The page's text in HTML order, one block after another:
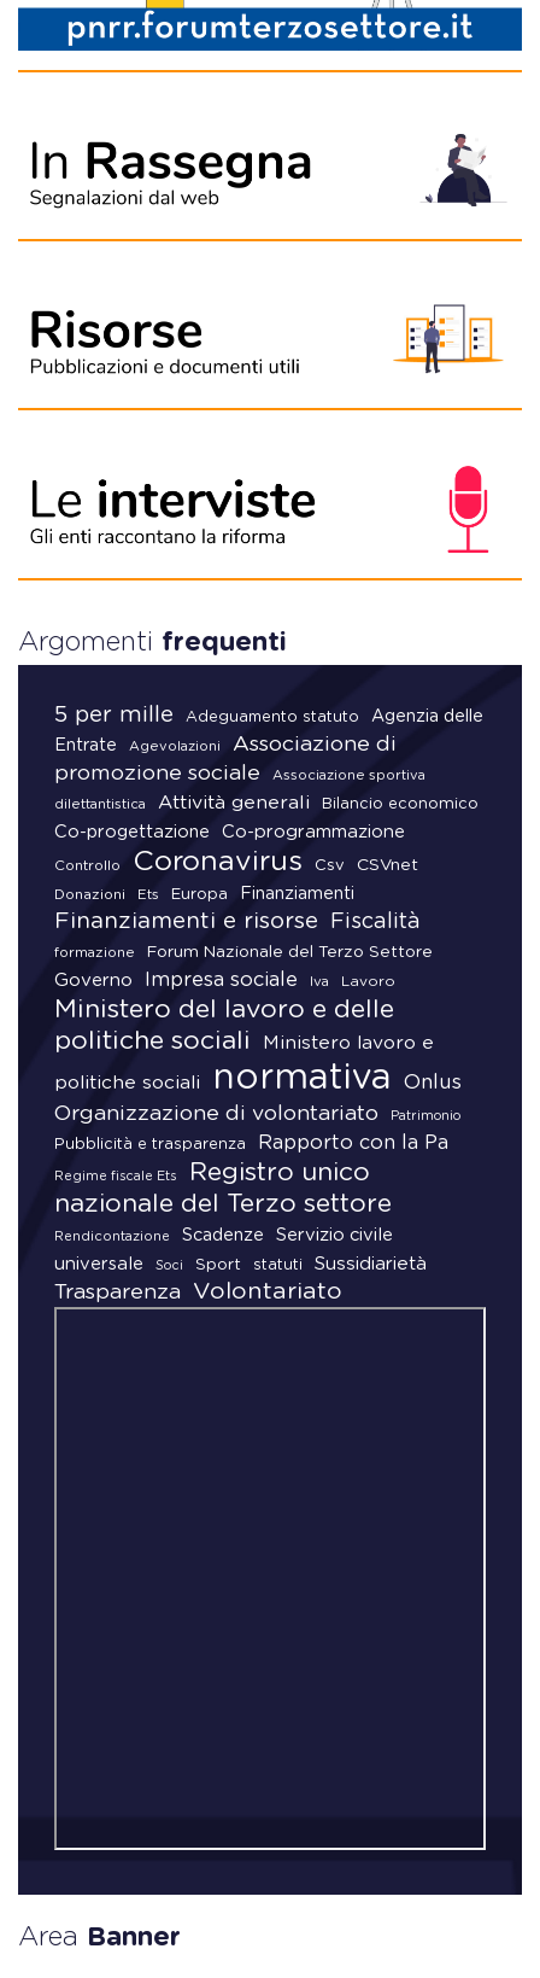
Argomenti frequenti
5 per mille Adeguamento statuto
Agenzia delle
Entrate
Agevolazioni
Associazione di
promozione sociale
Associazione sportiva
dilettantistica Attività generali Bilancio economico
Co-progettazione Co-programmazione
Controllo Coronavirus Csv CSVnet
Donazioni Ets Europa Finanziamenti
Finanziamenti e risorse Fiscalità
formazione Forum Nazionale del Terzo Settore
Governo Impresa sociale Iva Lavoro
Ministero del lavoro e delle
politiche sociali
Ministero lavoro e
politiche sociali normativa Onlus
Organizzazione di volontariato Patrimonio
Pubblicità e trasparenza Rapporto con la Pa
Regime fiscale Ets
Registro unico
nazionale del Terzo settore
Rendicontazione Scadenze
Servizio civile
universale
Soci Sport statuti Sussidiarietà
Trasparenza Volontariato
Area Banner